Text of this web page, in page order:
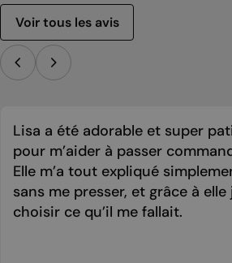
Voir tous les avis
Lisa a été adorable et super
pour m’aider à passer
Elle m’a tout expliqué
sans me presser, et grâce à elle
choisir ce qu’il me fallait.